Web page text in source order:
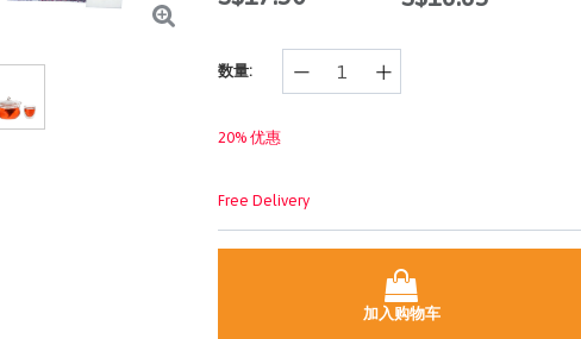
同
页
面
数量:
20% 优惠
Free Delivery
加入购物车